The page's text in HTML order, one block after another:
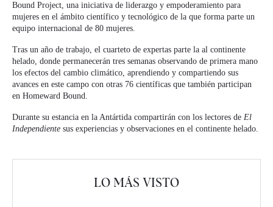
Bound Project, una iniciativa de liderazgo y empoderamiento para
mujeres en el ámbito científico y tecnológico de la que forma parte un
equipo internacional de 80 mujeres.
Tras un año de trabajo, el cuarteto de expertas parte la al continente
helado, donde permanecerán tres semanas observando de primera mano
los efectos del cambio climático, aprendiendo y compartiendo sus
avances en este campo con otras 76 científicas que también participan
en Homeward Bound.
Durante su estancia en la Antártida compartirán con los lectores de El
Independiente sus experiencias y observaciones en el continente helado.
LO MÁS VISTO